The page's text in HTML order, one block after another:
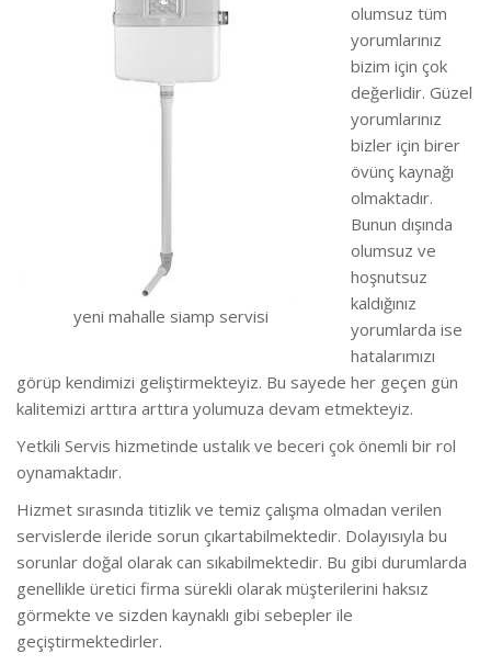
yeni mahalle siamp servisi
olumsuz tüm
yorumlarınız
bizim için çok
değerlidir. Güzel
yorumlarınız
bizler için birer
övünç kaynağı
olmaktadır.
Bunun dışında
olumsuz ve
hoşnutsuz
kaldığınız
yorumlarda ise
hatalarımızı
görüp kendimizi geliştirmekteyiz. Bu sayede her geçen gün
kalitemizi arttıra arttıra yolumuza devam etmekteyiz.
Yetkili Servis hizmetinde ustalık ve beceri çok önemli bir rol
oynamaktadır.
Hizmet sırasında titizlik ve temiz çalışma olmadan verilen
servislerde ileride sorun çıkartabilmektedir. Dolayısıyla bu
sorunlar doğal olarak can sıkabilmektedir. Bu gibi durumlarda
genellikle üretici firma sürekli olarak müşterilerini haksız
görmekte ve sizden kaynaklı gibi sebepler ile
geçiştirmektedirler.